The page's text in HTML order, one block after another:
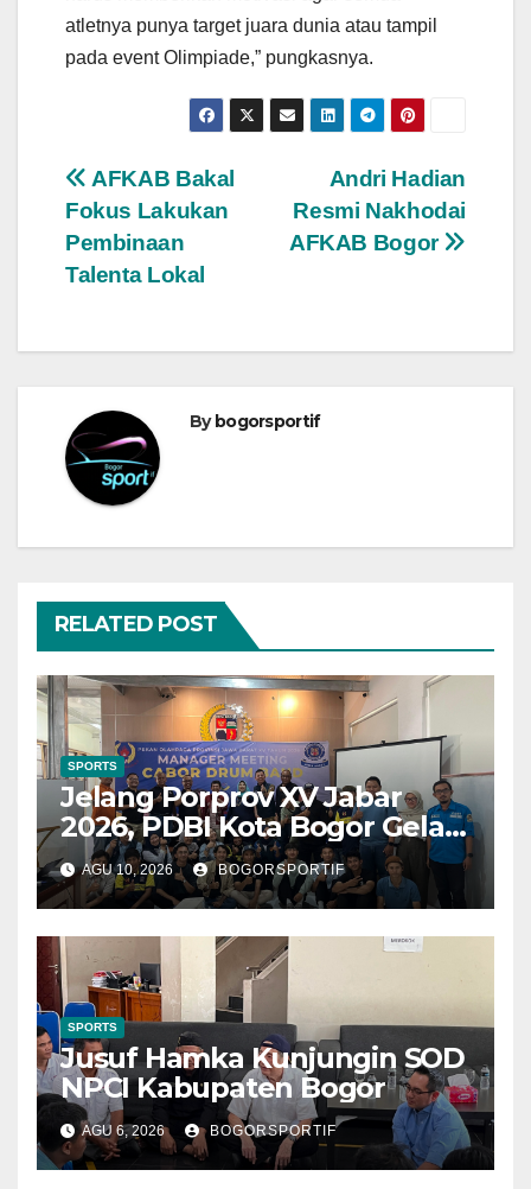
atletnya punya target juara dunia atau tampil
pada event Olimpiade,” pungkasnya.
Navigasi
pos
Andri Hadian
Resmi Nakhodai
AFKAB Bogor
AFKAB Bakal
Fokus Lakukan
Pembinaan
Talenta Lokal
Bybogorsportif
RELATED POST
SPORTS
Jelang Porprov XV Jabar
2026, PDBI Kota Bogor Gelar
Technical Meeting
AGU 10, 2026 BOGORSPORTIF
SPORTS
Jusuf Hamka Kunjungin SOD
NPCI Kabupaten Bogor
AGU 6, 2026 BOGORSPORTIF